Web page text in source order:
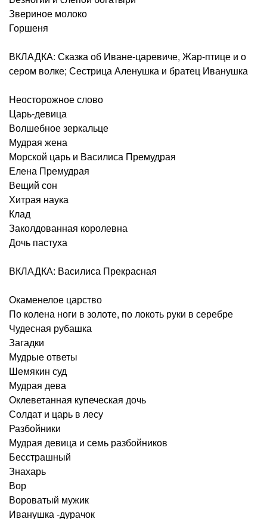
Звериное молоко
Горшеня
ВКЛАДКА: Сказка об Иване-царевиче, Жар-птице и о
сером волке; Сестрица Аленушка и братец Иванушка
Неосторожное слово
Царь-девица
Волшебное зеркальце
Мудрая жена
Морской царь и Василиса Премудрая
Елена Премудрая
Вещий сон
Хитрая наука
Клад
Заколдованная королевна
Дочь пастуха
ВКЛАДКА: Василиса Прекрасная
Окаменелое царство
По колена ноги в золоте, по локоть руки в серебре
Чудесная рубашка
Загадки
Мудрые ответы
Шемякин суд
Мудрая дева
Оклеветанная купеческая дочь
Солдат и царь в лесу
Разбойники
Мудрая девица и семь разбойников
Бесстрашный
Знахарь
Вор
Вороватый мужик
Иванушка -дурачок